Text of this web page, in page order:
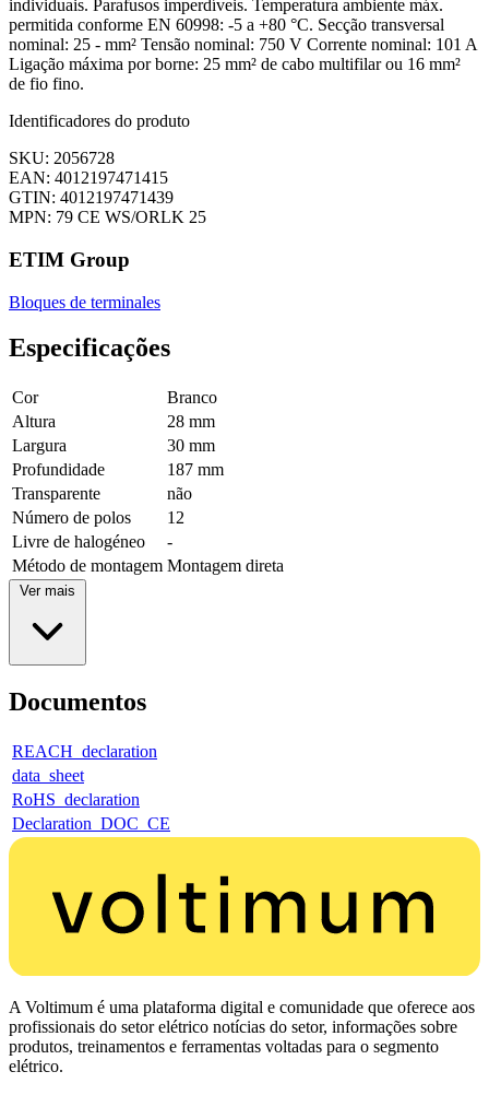
individuais. Parafusos imperdíveis. Temperatura ambiente máx.
permitida conforme EN 60998: -5 a +80 °C. Secção transversal
nominal: 25 - mm² Tensão nominal: 750 V Corrente nominal: 101 A
Ligação máxima por borne: 25 mm² de cabo multifilar ou 16 mm²
de fio fino.
Identificadores do produto
SKU: 2056728
EAN: 4012197471415
GTIN: 4012197471439
MPN: 79 CE WS/ORLK 25
ETIM Group
Bloques de terminales
Especificações
Cor
Branco
Altura
28 mm
Largura
30 mm
Profundidade
187 mm
Transparente
não
Número de polos
12
Livre de halogéneo
-
Método de montagem Montagem direta
Ver mais
Documentos
REACH_declaration
data_sheet
RoHS_declaration
Declaration_DOC_CE
A Voltimum é uma plataforma digital e comunidade que oferece aos
profissionais do setor elétrico notícias do setor, informações sobre
produtos, treinamentos e ferramentas voltadas para o segmento
elétrico.